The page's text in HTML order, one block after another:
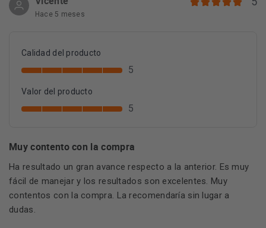
Hace 5 meses
Calidad del producto
5
Valor del producto
5
Muy contento con la compra
Ha resultado un gran avance respecto a la anterior. Es muy
fácil de manejar y los resultados son excelentes. Muy
contentos con la compra. La recomendaría sin lugar a
dudas.